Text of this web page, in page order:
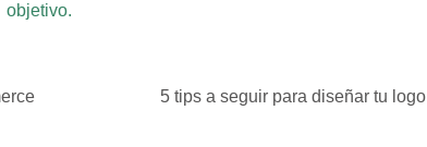
objetivo.
5 tips a seguir para diseñar tu logo